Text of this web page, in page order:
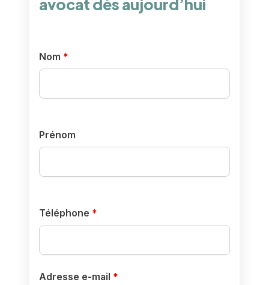
avocat dès aujourd’hui
Nom *
Prénom
Téléphone *
Adresse e-mail *